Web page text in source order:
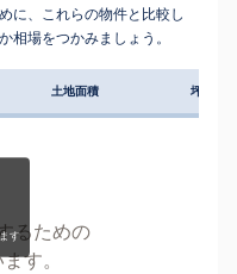
に、これらの物件と比較し
相場をつかみましょう。
土地面積 坪単価
るための
す。